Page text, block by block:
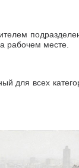
рабочем месте.
для всех